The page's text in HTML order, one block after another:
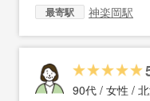
最寄駅 神楽岡駅
90代 / 女性 /